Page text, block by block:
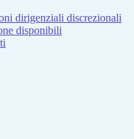
dirigenziali discrezionali
disponibili